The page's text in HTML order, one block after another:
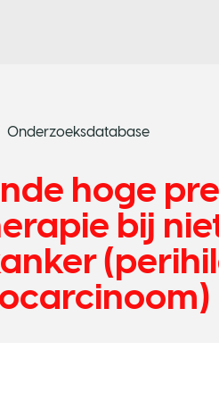
Onderzoeksdatabase
hoge
bij